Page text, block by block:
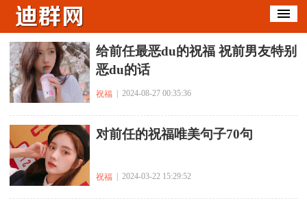
​给前任最恶du的祝福 祝前男友特别
恶du的话
祝福 | 2024-08-27 00:35:36
​对前任的祝福唯美句子70句
祝福 | 2024-03-22 15:29:52